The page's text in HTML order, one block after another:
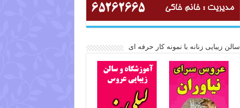
سالن زیبایی زنانه با نمونه کار حرفه ای